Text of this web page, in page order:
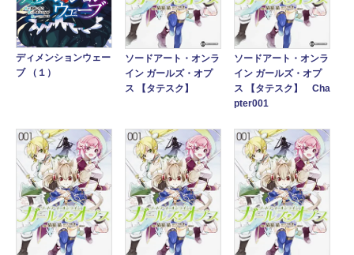
ディメンションウェー
ブ （１）
ソードアート・オンラ
イン ガールズ・オプ
ス 【タテスク】
ソードアート・オンラ
イン ガールズ・オプ
ス 【タテスク】 Cha
pter001